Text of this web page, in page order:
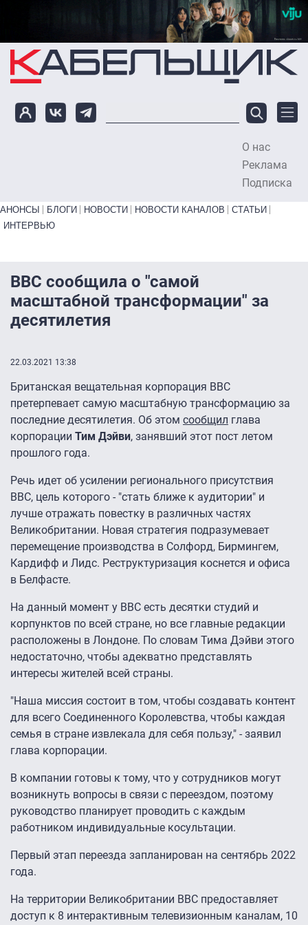
Перейти к основному содержанию
О нас
Реклама
Подписка
Primary links bottom
АНОНСЫ БЛОГИ НОВОСТИ НОВОСТИ КАНАЛОВ
СТАТЬИ
ИНТЕРВЬЮ
BBC сообщила о "самой
масштабной трансформации" за
десятилетия
22.03.2021 13:38
Британская вещательная корпорация BBC
претерпевает самую масштабную трансформацию за
последние десятилетия. Об этом сообщил глава
корпорации Тим Дэйви, занявший этот пост летом
прошлого года.
Речь идет об усилении регионального присутствия
BBC, цель которого - "стать ближе к аудитории" и
лучше отражать повестку в различных частях
Великобритании. Новая стратегия подразумевает
перемещение производства в Солфорд, Бирмингем,
Кардифф и Лидс. Реструктуризация коснется и офиса
в Белфасте.
На данный момент у BBC есть десятки студий и
корпунктов по всей стране, но все главные редакции
расположены в Лондоне. По словам Тима Дэйви этого
недостаточно, чтобы адекватно представлять
интересы жителей всей страны.
"Наша миссия состоит в том, чтобы создавать контент
для всего Соединенного Королевства, чтобы каждая
семья в стране извлекала для себя пользу," - заявил
глава корпорации.
В компании готовы к тому, что у сотрудников могут
возникнуть вопросы в связи с переездом, поэтому
руководство планирует проводить с каждым
работником индивидуальные косультации.
Первый этап переезда запланирован на сентябрь 2022
года.
На территории Великобритании BBC предоставляет
доступ к 8 интерактивным телевизионным каналам, 10